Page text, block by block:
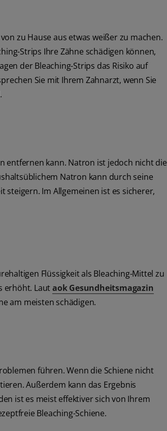
zu Hause aus etwas weißer zu machen.
Strips Ihre Zähne schädigen können,
der Bleaching-Strips das Risiko auf
Sie mit Ihrem Zahnarzt, wenn Sie
entfernen kann. Natron ist jedoch nicht die
Natron kann durch seine
steigern. Im Allgemeinen ist es sicherer,
Flüssigkeit als Bleaching-Mittel zu
erhöht. Lautaok Gesundheitsmagazin
am meisten schädigen.
führen. Wenn die Schiene nicht
Außerdem kann das Ergebnis
ist es meist effektiver sich von Ihrem
Bleaching-Schiene.